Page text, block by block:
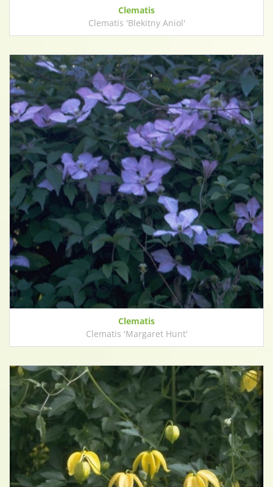
Clematis
Clematis 'Blekitny Aniol'
Clematis
Clematis 'Margaret Hunt'